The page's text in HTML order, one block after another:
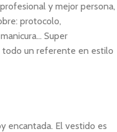
y mejor persona,
protocolo,
Super
todo un referente en estilo
encantada. El vestido es